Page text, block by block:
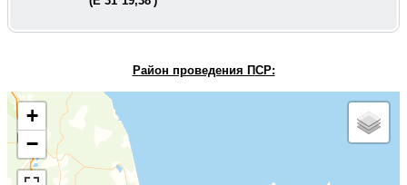
Район проведения ПСР:
+
−